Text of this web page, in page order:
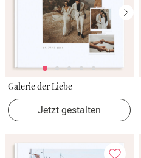
Galerie der Liebe
Jetzt gestalten